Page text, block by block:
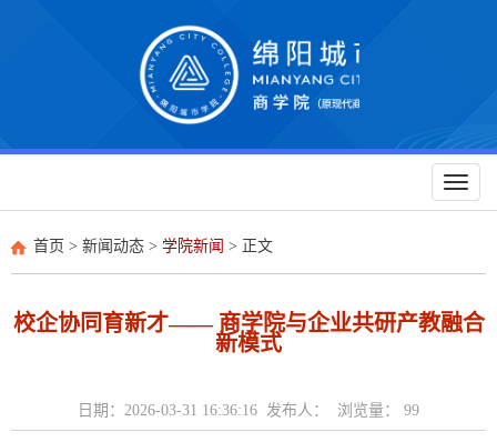
Toggle
首页 > 新闻动态 > 学院新闻 > 正文
校企协同育新才—— 商学院与企业共研产教融合
新模式
日期：2026-03-31 16:36:16 发布人： 浏览量： 99